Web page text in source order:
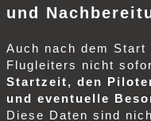
und
Auch nach dem Start
Flugleiters nicht
Startzeit, den
und eventuelle
Diese Daten sind